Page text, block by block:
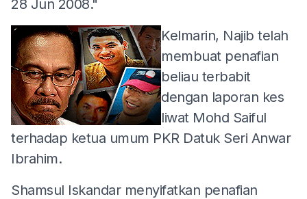
28 Jun 2008."
Kelmarin, Najib telah
membuat penafian
beliau terbabit
dengan laporan kes
liwat Mohd Saiful
terhadap ketua umum PKR Datuk Seri Anwar
Ibrahim.
Shamsul Iskandar menyifatkan penafian